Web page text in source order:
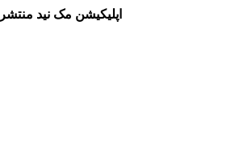
اپلیکیشن مک نید